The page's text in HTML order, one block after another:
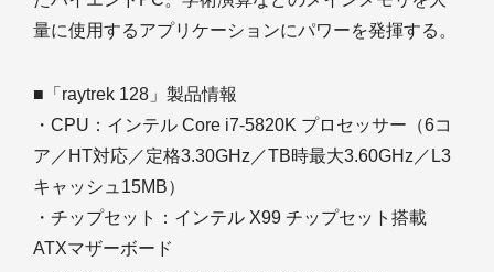
量に使用するアプリケーションにパワーを発揮する。
■「raytrek 128」製品情報
・CPU：インテル Core i7-5820K プロセッサー（6コ
ア／HT対応／定格3.30GHz／TB時最大3.60GHz／L3
キャッシュ15MB）
・チップセット：インテル X99 チップセット搭載
ATXマザーボード